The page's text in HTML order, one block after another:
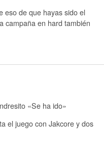
eso de que hayas sido el
campaña en hard también
«Se ha ido»
el juego con Jakcore y dos